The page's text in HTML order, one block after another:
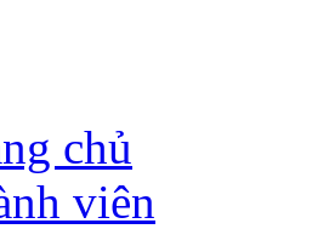
chủ
viên